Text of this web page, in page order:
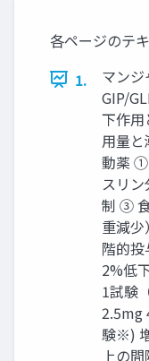
各ページのテ
1.
マン
GIP/
下作用
用量
動薬 ①
スリ
制 ③
重減
階的
2%低
1試験
2.5mg
験※)
上の